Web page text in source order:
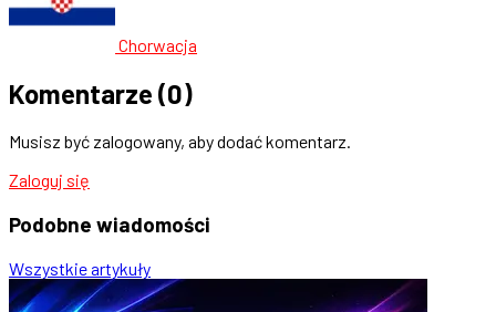
Chorwacja
Komentarze (0)
Musisz być zalogowany, aby dodać komentarz.
Zaloguj się
Podobne wiadomości
Wszystkie artykuły